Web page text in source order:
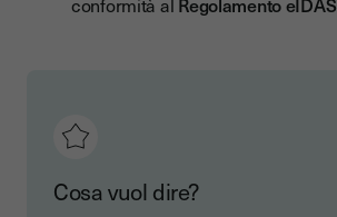
Cosa vuol dire?